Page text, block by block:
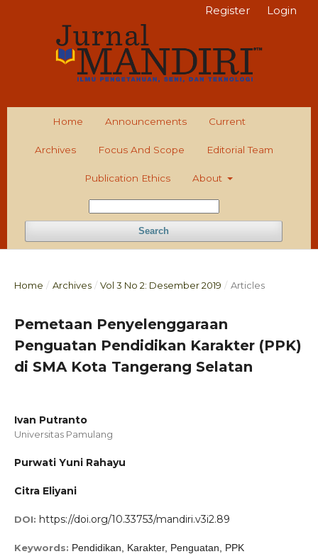
Home Announcements Current
Archives Focus And Scope Editorial Team
Publication Ethics About
Search
Register Login
Home / Archives / Vol 3 No 2: Desember 2019 / Articles
Pemetaan Penyelenggaraan
Penguatan Pendidikan Karakter (PPK)
di SMA Kota Tangerang Selatan
Ivan Putranto
Universitas Pamulang
Purwati Yuni Rahayu
Citra Eliyani
DOI: https://doi.org/10.33753/mandiri.v3i2.89
Keywords: Pendidikan, Karakter, Penguatan, PPK